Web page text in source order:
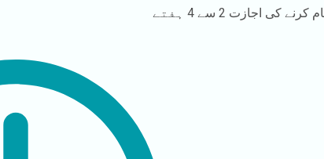
کرنے کی اجازت 2 سے 4 ہفتے